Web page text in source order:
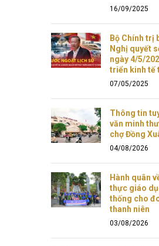
16/09/2025
Bộ Chính trị
Nghị quyết
ngày 4/5/
triển kinh tế
07/05/2025
Thông tin
văn minh
chợ Đồng
04/08/2026
Hành quân
thực giáo
thống cho
thanh niên
03/08/2026